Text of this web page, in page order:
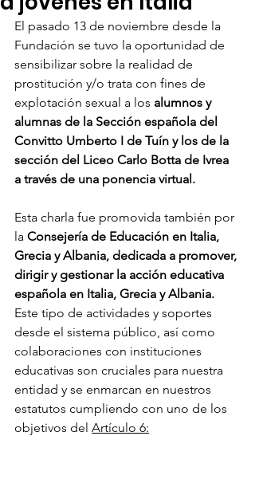
El pasado 13 de noviembre desde la
Fundación se tuvo la oportunidad de
sensibilizar sobre la realidad de
prostitución y/o trata con fines de
explotación sexual a los alumnos y
alumnas de la Sección española del
Convitto Umberto I de Tuín y los de la
sección del Liceo Carlo Botta de Ivrea
a través de una ponencia virtual.
Esta charla fue promovida también por
la Consejería de Educación en Italia,
Grecia y Albania, dedicada a promover,
dirigir y gestionar la acción educativa
española en Italia, Grecia y Albania.
Este tipo de actividades y soportes
desde el sistema público, así como
colaboraciones con instituciones
educativas son cruciales para nuestra
entidad y se enmarcan en nuestros
estatutos cumpliendo con uno de los
objetivos del Artículo 6: